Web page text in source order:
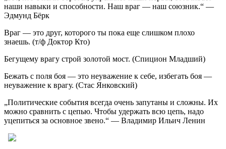
наши навыки и способности. Наш враг — наш союзник.“ —
Эдмунд Бёрк
Враг — это друг, которого ты пока еще слишком плохо
знаешь. (т/ф Доктор Кто)
Бегущему врагу строй золотой мост. (Спицион Младший)
Бежать с поля боя — это неуважение к себе, избегать боя —
неуважение к врагу. (Стас Янковский)
„Политические события всегда очень запутаны и сложны. Их
можно сравнить с цепью. Чтобы удержать всю цепь, надо
уцепиться за основное звено.“ — Владимир Ильич Ленин